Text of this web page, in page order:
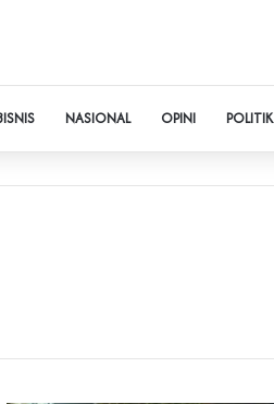
NASIONAL OPINI POLITIK